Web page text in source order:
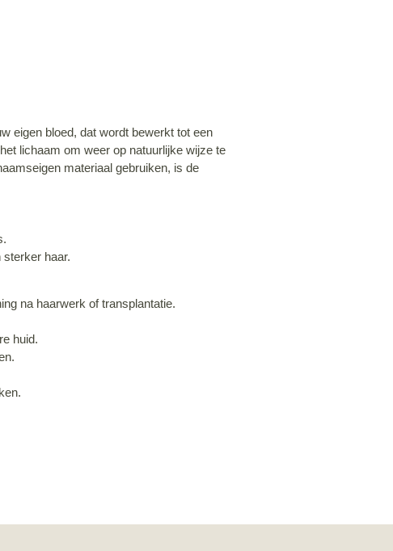
eigen bloed, dat wordt bewerkt tot een
lichaam om weer op natuurlijke wijze te
materiaal gebruiken, is de
sterker haar.
na haarwerk of transplantatie.
huid.